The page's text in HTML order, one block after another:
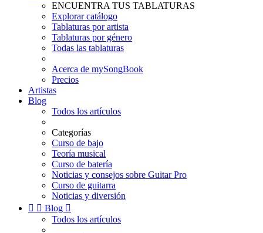
ENCUENTRA TUS TABLATURAS
Explorar catálogo
Tablaturas por artista
Tablaturas por género
Todas las tablaturas
Acerca de mySongBook
Precios
Artistas
Blog
Todos los artículos
Categorías
Curso de bajo
Teoría musical
Curso de batería
Noticias y consejos sobre Guitar Pro
Curso de guitarra
Noticias y diversión
  Blog 
Todos los artículos